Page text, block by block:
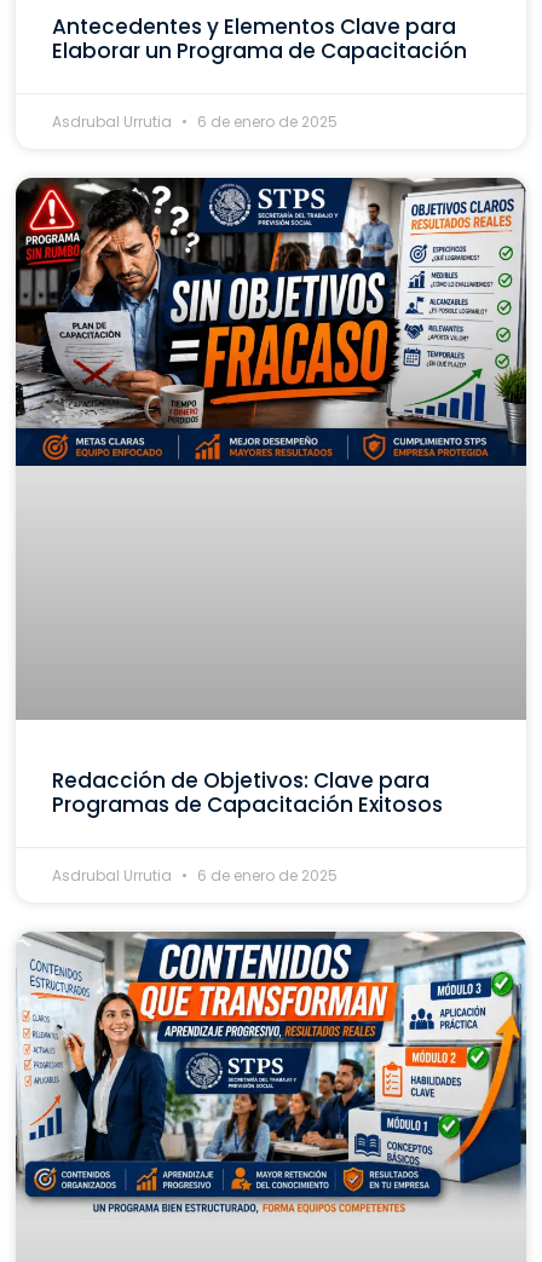
Antecedentes y Elementos Clave para
Elaborar un Programa de Capacitación
Asdrubal Urrutia 6 de enero de 2025
Redacción de Objetivos: Clave para
Programas de Capacitación Exitosos
Asdrubal Urrutia 6 de enero de 2025